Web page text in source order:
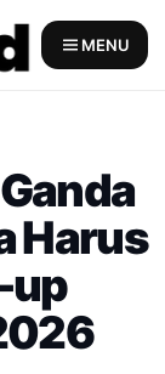
MENU
Harus
up